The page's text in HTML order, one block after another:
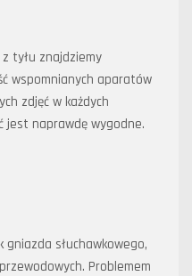
tyłu znajdziemy
wspomnianych aparatów
zdjęć w każdych
jest naprawdę wygodne.
słuchawkowego,
Problemem